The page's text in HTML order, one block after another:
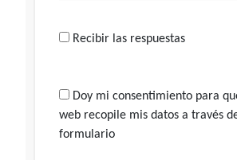
Recibir las respuestas
Doy mi consentimiento para
web recopile mis datos a través
formulario